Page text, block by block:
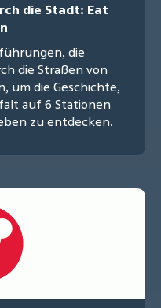
die Stadt: Eat
die
die Straßen von
um die Geschichte,
auf 6 Stationen
zu entdecken.